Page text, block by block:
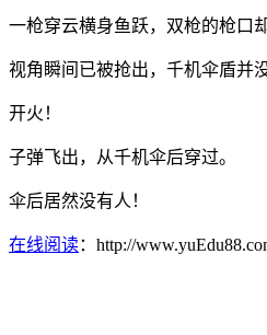
一枪穿云横身鱼跃，双枪的枪口
视角瞬间已被抢出，千机伞盾并
开火！
子弹飞出，从千机伞后穿过。
伞后居然没有人！
在线阅读：http://